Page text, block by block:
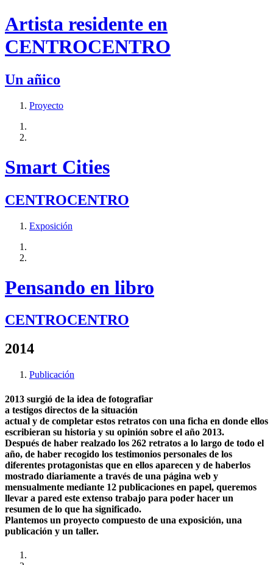
Artista residente en
CENTROCENTRO
Un añico
Proyecto
Smart Cities
CENTROCENTRO
Exposición
Pensando en libro
CENTROCENTRO
2014
Publicación
2013 surgió de la idea de fotografiar
a testigos directos de la situación
actual y de completar estos retratos con una ficha en donde ellos
escribieran su historia y su opinión sobre el año 2013.
Después de haber realzado los 262 retratos a lo largo de todo el
año, de haber recogido los testimonios personales de los
diferentes protagonistas que en ellos aparecen y de haberlos
mostrado diariamente a través de una página web y
mensualmente mediante 12 publicaciones en papel, queremos
llevar a pared este extenso trabajo para poder hacer un
resumen de lo que ha significado.
Plantemos un proyecto compuesto de una exposición, una
publicación y un taller.